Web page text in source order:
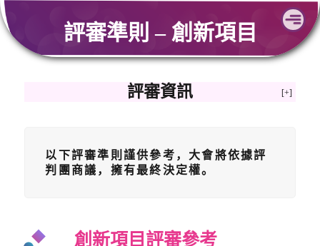
Skip
to
content
評審準則 – 創新項目
評審資訊
以下評審準則謹供參考，大會將依據評
判團商議，擁有最終決定權。
創新項目評審參考